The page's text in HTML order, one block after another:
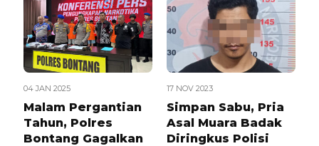
04 JAN 2025
Malam Pergantian
Tahun, Polres
Bontang Gagalkan
17 NOV 2023
Simpan Sabu, Pria
Asal Muara Badak
Diringkus Polisi